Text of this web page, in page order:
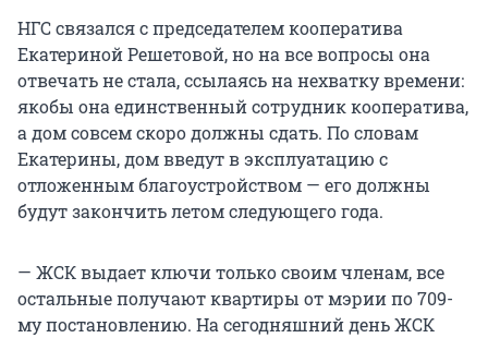
НГС связался с председателем кооператива
Екатериной Решетовой, но на все вопросы она
отвечать не стала, ссылаясь на нехватку времени:
якобы она единственный сотрудник кооператива,
а дом совсем скоро должны сдать. По словам
Екатерины, дом введут в эксплуатацию с
отложенным благоустройством — его должны
будут закончить летом следующего года.
— ЖСК выдает ключи только своим членам, все
остальные получают квартиры от мэрии по 709-
му постановлению. На сегодняшний день ЖСК